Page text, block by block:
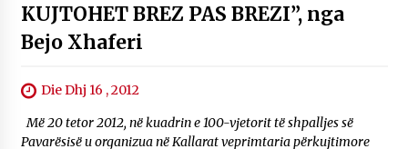
KUJTOHET BREZ PAS BREZI”, nga
Bejo Xhaferi
Die Dhj 16 , 2012
Më 20 tetor 2012, në kuadrin e 100-vjetorit të shpalljes së
Pavarësisë u organizua në Kallarat veprimtaria përkujtimore